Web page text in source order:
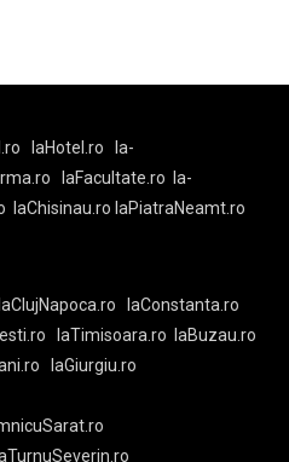
laHotel.ro
la-
laFacultate.ro
la-
laChisinau.ro laPiatraNeamt.ro
laClujNapoca.ro
laConstanta.ro
laTimisoara.ro
laBuzau.ro
laGiurgiu.ro